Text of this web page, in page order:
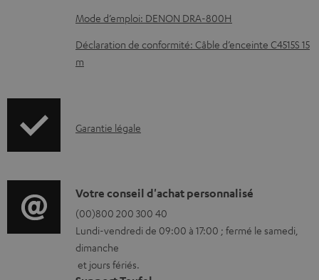
t
s
t
é
a
r
g
e
Mode d’emploi: DENON DRA-800H
Déclaration de conformité: Câble d’enceinte C4515S 15
m
I
o
r
m
a
Garantie légale
D
é
t
a
Votre conseil d'achat personnalisé
(00)800 200 300 40
Lundi-vendredi de 09:00 à 17:00 ; fermé le samedi,
dimanche
et jours fériés.